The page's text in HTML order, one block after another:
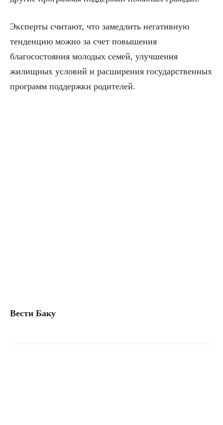
Эксперты считают, что замедлить негативную
тенденцию можно за счет повышения
благосостояния молодых семей, улучшения
жилищных условий и расширения государственных
программ поддержки родителей.
Вести Баку